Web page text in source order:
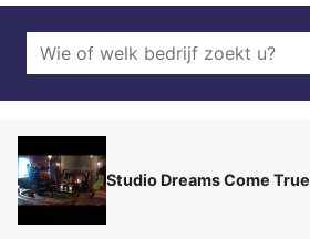
Studio Dreams Come True